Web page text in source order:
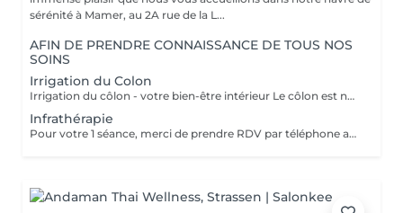
sérénité à Mamer, au 2A rue de la L...
AFIN DE PRENDRE CONNAISSANCE DE TOUS NOS
SOINS
Irrigation du Colon
Irrigation du côlon - votre bien-être intérieur Le côlon est notre deuxième cerveau : pour une véritable harmonie, il est essentiel de prendre soin à la fois de son mental et de sa digestion. Une séance se déroule en deux temps : - Un échange personnalisé sur votre hygiène de vie, afin de vous donner des conseils alimentaires adaptés.( + ou - 30 minutes) - La séance d'irrigation ( + ou - 45 minutes), réalisée en douceur avec un appareil spécialisé, pour purifier et régénérer votre système digestif. Bienfaits : * Soulage ballonnements et lourdeurs * Améliore le transit * Élimine gaz et fermentations * Favorise une flore intestinale équilibrée * Apporte légèreté, vitalité et détente L'extérieur reflète l'intérieur : une peau lumineuse et un bien-être visible commencent par un côlon équilibré. Pour plus d'informations, consultez notre site : https://www.oxyzen.lu/massages/irrigation-du-colon.html
Infrathérapie
Pour votre 1 séance, merci de prendre RDV par téléphone afin que nous puissions définir ensemble le programme le plus adapté à vos attentes : +352 661 271 063 Infrathérapie Vital Dome une chaleur douce et profonde Souvent comparée au sauna, l'infrathérapie est différente : elle utilise les infrarouges longs (sans lumière, chaleur progressive). Résultat : une élimination jusqu'à 20 fois plus de toxines et metaux lourds qu'un sauna classique, tout en apportant confort et détente. Bienfaits : * Détox : élimine toxines et métaux lourds, relance le drainage, oxygène les tissus. * Beauté : raffermit, régénère la peau, atténue rides et cellulite. * Relaxation : réduit stress, tensions nerveuses et améliore le sommeil. * Sport : récupération, oxygénation musculaire, réduit courbatures et raideurs. * Santé : stimule l'immunité, apaise douleurs articulaires et rhumatismes. * Saisons : en hiver, réchauffe durablement et prévient les maux ; en été, soulage jambes lourdes et rétention d'eau. Avec ses 38 programmes personnalisés, l'infrathérapie s'adapte à vos besoins Cure conseillée : 1 à 2 séances par semaine pendant 5 semaines, puis 1 toutes les 1 à 2 semaines. Tarifs : séance 45 min 49€ | séance 60 min 59€ | forfaits disponibles : Séances de 45 min 5 séances : 200€ 10 séances : 350€ 20 séances : 600€ Séances de 60 min. 1 séance de 1h : 59€ 5 séances : 240€ 10 séances : 475€ 20 séances : 850€ Pour plus d'informations, consultez notre site : https://www.oxyzen.lu/massages/infratherapie.html